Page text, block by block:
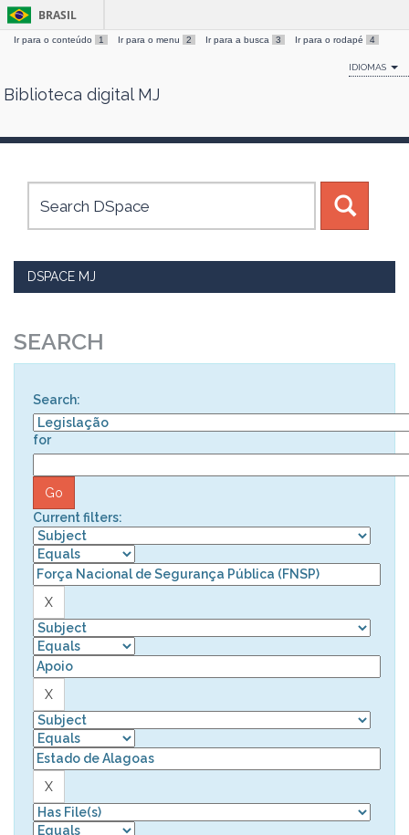
Skip
BRASIL
Ir para o conteúdo 1 Ir para o menu 2 Ir para a busca 3 Ir para o rodapé 4
IDIOMAS
Biblioteca digital MJ
DSPACE MJ
SEARCH
Search:
for
Current filters: